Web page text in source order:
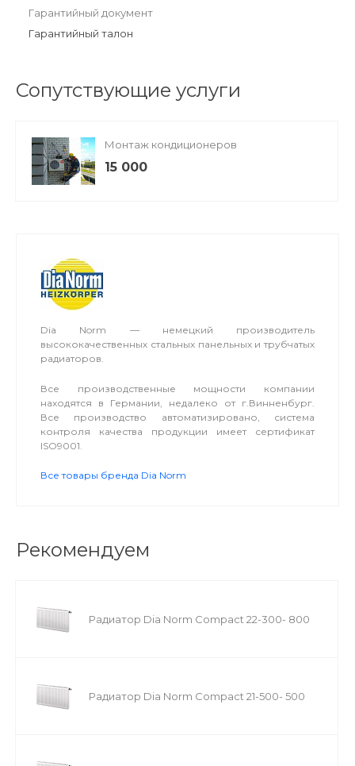
Гарантийный документ
Гарантийный талон
Сопутствующие услуги
Монтаж кондиционеров
15 000
Dia Norm — немецкий производитель
высококачественных стальных панельных и трубчатых
радиаторов.
Все производственные мощности компании
находятся в Германии, недалеко от г.Винненбург.
Все производство автоматизировано, система
контроля качества продукции имеет сертификат
ISO9001.
Все товары бренда Dia Norm
Рекомендуем
Радиатор Dia Norm Compact 22-300- 800
Радиатор Dia Norm Compact 21-500- 500